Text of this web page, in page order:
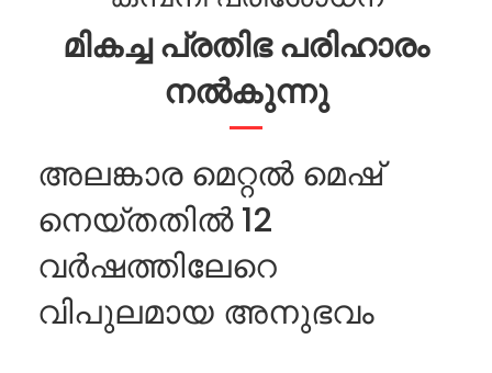
മികച്ച പ്രതിഭ പരിഹാരം
നൽകുന്നു
അലങ്കാര മെറ്റൽ മെഷ്
നെയ്തതിൽ 12
വർഷത്തിലേറെ
വിപുലമായ അനുഭവം